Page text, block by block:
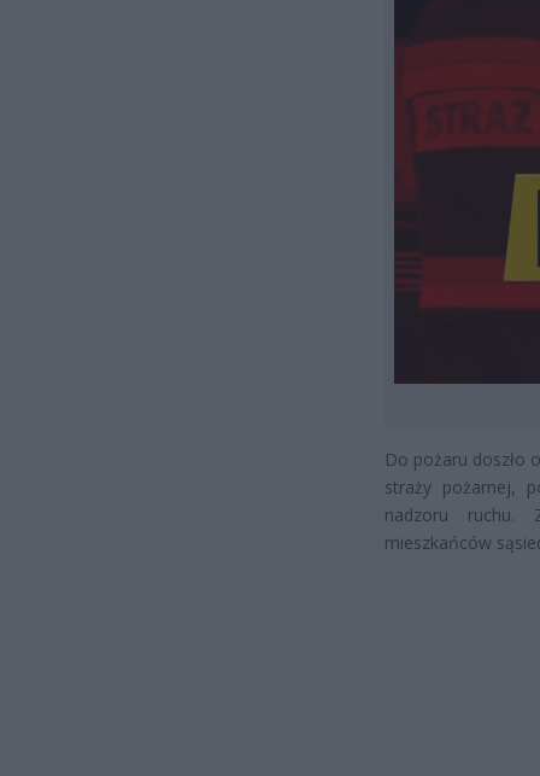
Do pożaru doszło
straży pożarnej,
nadzoru ruchu.
mieszkańców